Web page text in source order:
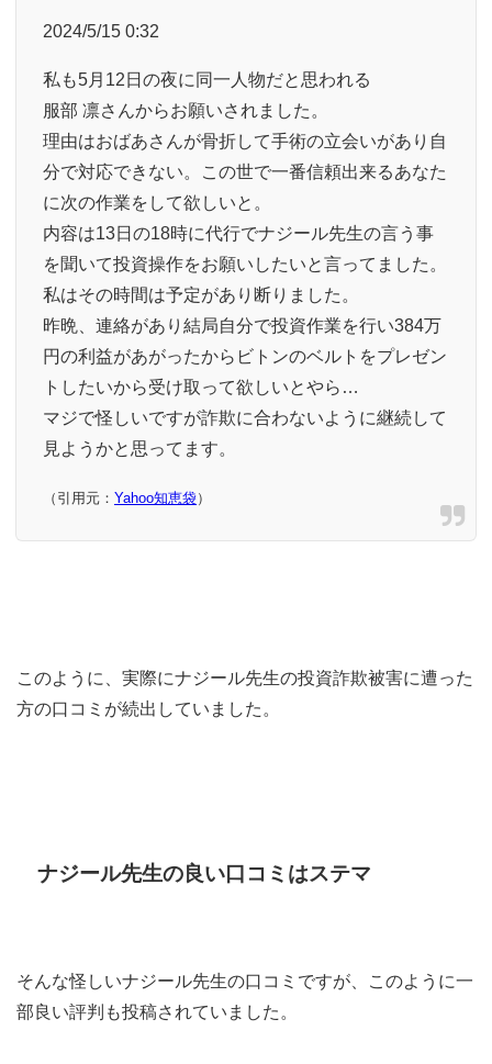
2024/5/15 0:32
私も5月12日の夜に同一人物だと思われる
服部 凛さんからお願いされました。
理由はおばあさんが骨折して手術の立会いがあり自
分で対応できない。この世で一番信頼出来るあなた
に次の作業をして欲しいと。
内容は13日の18時に代行でナジール先生の言う事
を聞いて投資操作をお願いしたいと言ってました。
私はその時間は予定があり断りました。
昨晩、連絡があり結局自分で投資作業を行い384万
円の利益があがったからビトンのベルトをプレゼン
トしたいから受け取って欲しいとやら…
マジで怪しいですが詐欺に合わないように継続して
見ようかと思ってます。
（引用元： Yahoo知恵袋）
このように、実際にナジール先生の投資詐欺被害に遭った
方の口コミが続出していました。
ナジール先生の良い口コミはステマ
そんな怪しいナジール先生の口コミですが、このように一
部良い評判も投稿されていました。